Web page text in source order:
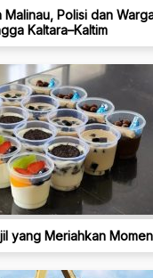
Malinau, Polisi dan
Kaltara–Kaltim
yang Meriahkan